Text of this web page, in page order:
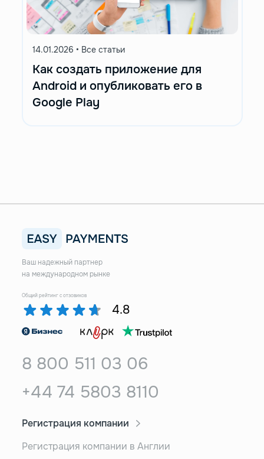
14.01.2026 • Все статьи
Как создать приложение для
Android и опубликовать его в
Google Play
Ваш надежный партнер
на международном рынке
Общий рейтинг с отзовиков
4.8
8 800 511 03 06
+44 74 5803 8110
Регистрация компании
Регистрация компании в Англии